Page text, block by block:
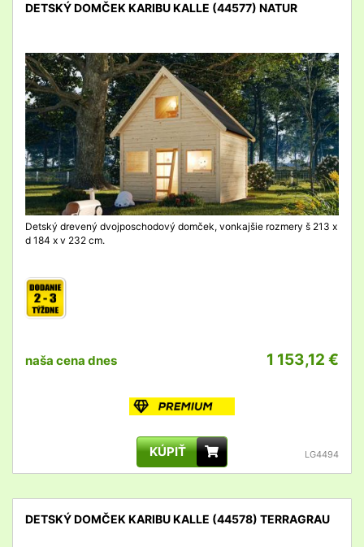
DETSKÝ DOMČEK KARIBU KALLE (44577) NATUR
detail
Detský drevený dvojposchodový domček, vonkajšie rozmery š 213 x
d 184 x v 232 cm.
naša cena dnes 1 153,12 €
KÚPIŤ LG4494
DETSKÝ DOMČEK KARIBU KALLE (44578) TERRAGRAU